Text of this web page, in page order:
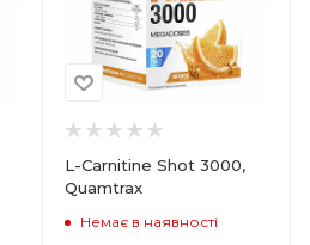
L-Carnitine Shot 3000,
Quamtrax
Немає в наявності